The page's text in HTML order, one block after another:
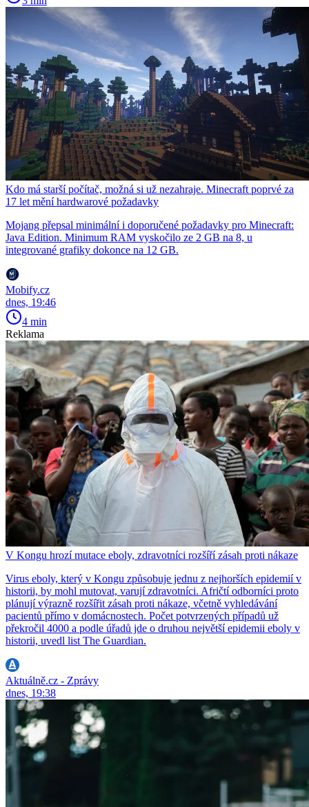
Kdo má starší počítač, možná si už nezahraje. Minecraft poprvé za
17 let mění hardwarové požadavky
Mojang přepsal minimální i doporučené požadavky pro Minecraft:
Java Edition. Minimum RAM vyskočilo ze 2 GB na 8, u
integrované grafiky dokonce na 12 GB.
Mobify.cz
dnes, 19:46
4 min
Reklama
V Kongu hrozí mutace eboly, zdravotníci rozšíří zásah proti nákaze
Virus eboly, který v Kongu způsobuje jednu z nejhorších epidemií v
historii, by mohl mutovat, varují zdravotníci. Afričtí odborníci proto
plánují výrazně rozšířit zásah proti nákaze, včetně vyhledávání
pacientů přímo v domácnostech. Počet potvrzených případů už
překročil 4000 a podle úřadů jde o druhou největší epidemii eboly v
historii, uvedl list The Guardian.
Aktuálně.cz - Zprávy
dnes, 19:38